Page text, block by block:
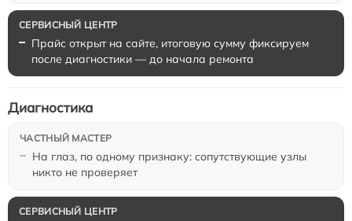
Прайс открыт на сайте, итоговую сумму фиксируем
после диагностики — до начала ремонта
На глаз, по одному признаку: сопутствующие узлы
никто не проверяет
Диагностика